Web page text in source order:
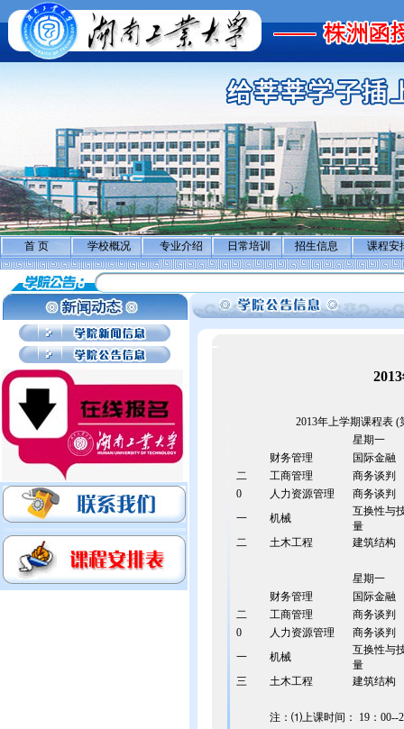
首 页 学校概况 专业介绍 日常培训 招生信息 课程安
2013年上学期课程表 (
星期一
财务管理
国际金融
二
工商管理
商务谈判
0
人力资源管理
商务谈判
一
机械
互换性与
量
二
土木工程 建筑结构
星期一
财务管理
国际金融
二
工商管理
商务谈判
0
人力资源管理
商务谈判
一
机械
互换性与
量
三
土木工程 建筑结构
注：⑴上课时间： 19：00--